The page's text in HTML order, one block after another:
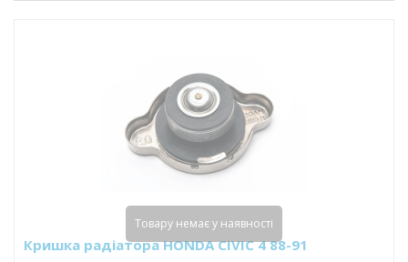
Кришка радіатора HONDA CIVIC 4 88-91
Товару немає у наявності